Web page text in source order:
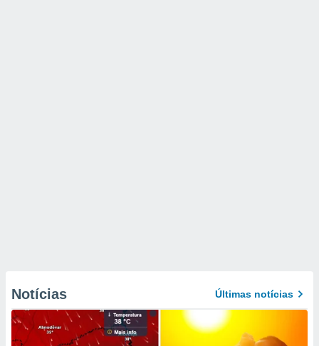
Notícias Últimas notícias